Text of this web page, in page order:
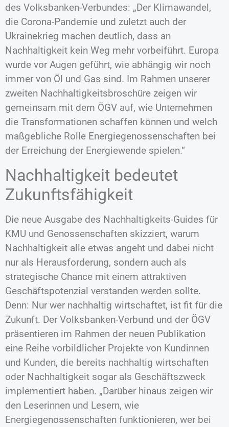
des Volksbanken-Verbundes: „Der Klimawandel,
die Corona-Pandemie und zuletzt auch der
Ukrainekrieg machen deutlich, dass an
Nachhaltigkeit kein Weg mehr vorbeiführt. Europa
wurde vor Augen geführt, wie abhängig wir noch
immer von Öl und Gas sind. Im Rahmen unserer
zweiten Nachhaltigkeitsbroschüre zeigen wir
gemeinsam mit dem ÖGV auf, wie Unternehmen
die Transformationen schaffen können und welch
maßgebliche Rolle Energiegenossenschaften bei
der Erreichung der Energiewende spielen.“
Nachhaltigkeit bedeutet
Zukunftsfähigkeit
Die neue Ausgabe des Nachhaltigkeits-Guides für
KMU und Genossenschaften skizziert, warum
Nachhaltigkeit alle etwas angeht und dabei nicht
nur als Herausforderung, sondern auch als
strategische Chance mit einem attraktiven
Geschäftspotenzial verstanden werden sollte.
Denn: Nur wer nachhaltig wirtschaftet, ist fit für die
Zukunft. Der Volksbanken-Verbund und der ÖGV
präsentieren im Rahmen der neuen Publikation
eine Reihe vorbildlicher Projekte von Kundinnen
und Kunden, die bereits nachhaltig wirtschaften
oder Nachhaltigkeit sogar als Geschäftszweck
implementiert haben. „Darüber hinaus zeigen wir
den Leserinnen und Lesern, wie
Energiegenossenschaften funktionieren, wer bei